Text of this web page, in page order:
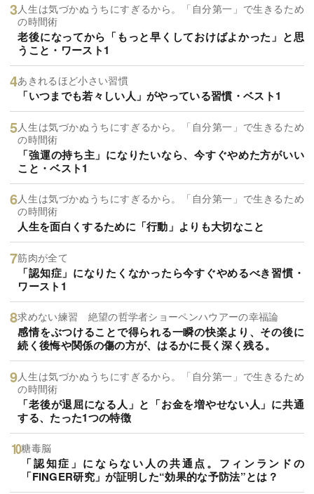
人生は気づかぬうちにすぎるから。「自分第一」で生きるため
の時間術
老後になってから「もっと早くしておけばよかった」と思
うこと・ワースト1
あきれるほど小さい習慣
「いつまでも若々しい人」がやっている習慣・ベスト1
人生は気づかぬうちにすぎるから。「自分第一」で生きるため
の時間術
「強運の持ち主」になりたいなら、今すぐやめた方がいい
こと・ベスト1
人生は気づかぬうちにすぎるから。「自分第一」で生きるため
の時間術
人生を面白くするために「行動」よりも大切なこと
筋肉が全て
「認知症」になりたくなかったら今すぐやめるべき習慣・
ワースト1
求めない練習 絶望の哲学者ショーペンハウアーの幸福論
感情をぶつけることで得られる一瞬の快楽より、その後に
続く後悔や関係の傷の方が、はるかに長く深く残る。
人生は気づかぬうちにすぎるから。「自分第一」で生きるため
の時間術
「老後が退屈になる人」と「お金を増やせない人」に共通
する、たった1つの特徴
糖毒脳
「認知症」にならない人の共通点。フィンランドの
「FINGER研究」が証明した“効果的な予防法”とは？